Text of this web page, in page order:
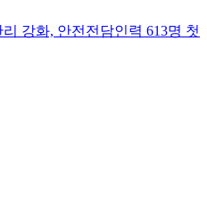
강화, 안전전담인력 613명 첫